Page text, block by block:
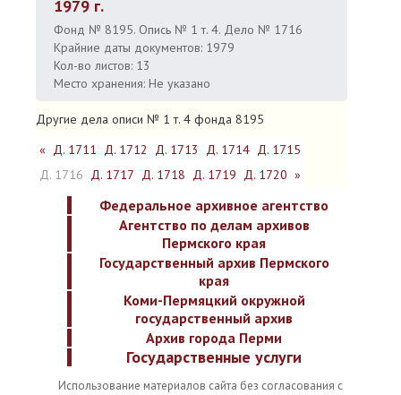
1979 г.
Фонд № 8195. Опись № 1 т. 4. Дело № 1716
Крайние даты документов: 1979
Кол-во листов: 13
Место хранения: Не указано
Другие дела описи № 1 т. 4 фонда 8195
« Д. 1711 Д. 1712 Д. 1713 Д. 1714 Д. 1715
Д. 1716 Д. 1717 Д. 1718 Д. 1719 Д. 1720 »
Федеральное архивное агентство
Агентство по делам архивов
Пермского края
Государственный архив Пермского
края
Коми-Пермяцкий окружной
государственный архив
Архив города Перми
Государственные услуги
Использование материалов сайта без согласования с